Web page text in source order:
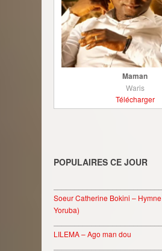
Maman
Waris
Télécharger
POPULAIRES CE JOUR
Soeur Catherine Bokini –
Yoruba)
LILEMA – Ago man dou